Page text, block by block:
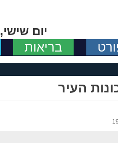
יום שישי, 7 באוגוסט 2026
בריאות
העיר